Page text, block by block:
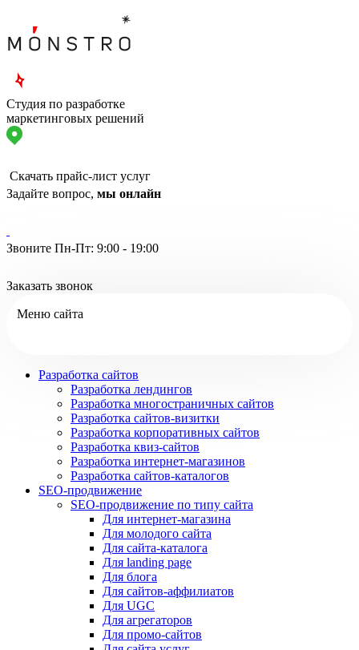
Студия по разработке
маркетинговых решений
Скачать прайс-лист услуг
Задайте вопрос, мы онлайн
Звоните Пн-Пт: 9:00 - 19:00
Заказать звонок
Меню сайта
Разработка сайтов
Разработка лендингов
Разработка многостраничных сайтов
Разработка сайтов-визитки
Разработка корпоративных сайтов
Разработка квиз-сайтов
Разработка интернет-магазинов
Разработка сайтов-каталогов
SEO-продвижение
SEO-продвижение по типу сайта
Для интернет-магазина
Для молодого сайта
Для сайта-каталога
Для landing page
Для блога
Для сайтов-аффилиатов
Для UGC
Для агрегаторов
Для промо-сайтов